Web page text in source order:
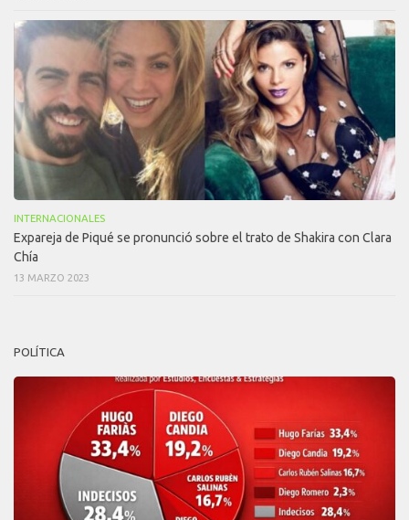
INTERNACIONALES
Expareja de Piqué se pronunció sobre el trato de Shakira con Clara
Chía
13 MARZO 2023
POLÍTICA